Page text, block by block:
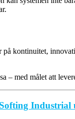
kontinuitet,
– med målet att